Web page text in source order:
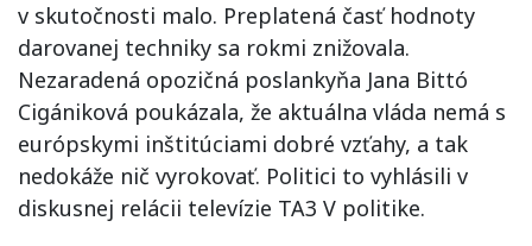
v skutočnosti malo. Preplatená časť hodnoty
darovanej techniky sa rokmi znižovala.
Nezaradená opozičná poslankyňa Jana Bittó
Cigániková poukázala, že aktuálna vláda nemá s
európskymi inštitúciami dobré vzťahy, a tak
nedokáže nič vyrokovať. Politici to vyhlásili v
diskusnej relácii televízie TA3 V politike.